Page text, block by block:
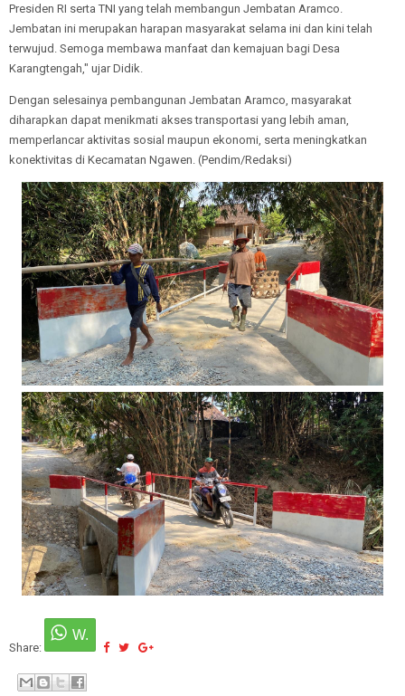
Presiden RI serta TNI yang telah membangun Jembatan Aramco.
Jembatan ini merupakan harapan masyarakat selama ini dan kini telah
terwujud. Semoga membawa manfaat dan kemajuan bagi Desa
Karangtengah," ujar Didik.
Dengan selesainya pembangunan Jembatan Aramco, masyarakat
diharapkan dapat menikmati akses transportasi yang lebih aman,
memperlancar aktivitas sosial maupun ekonomi, serta meningkatkan
konektivitas di Kecamatan Ngawen. (Pendim/Redaksi)
Share: